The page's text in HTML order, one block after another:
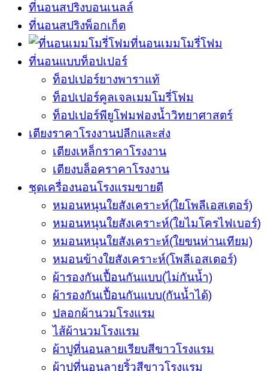
ที่นอนสปริงบอนเนลล์
ที่นอนสปริงพ็อกเก็ต
ที่นอนเมมโมรี่โฟม
ที่นอนแบบท็อปเปอร์
ท็อปเปอร์ยางพาราแท้
ท็อปเปอร์คูลเจลเมมโมรี่โฟม
ท็อปเปอร์พียูโฟมฟองน้ำวิทยาศาสตร์
เตียงราคาโรงงานปลีกและส่ง
เตียงเหล็กราคาโรงงาน
เตียงบล็อคราคาโรงงาน
ชุดเครื่องนอนโรงแรมขายดี
หมอนหนุนใยสังเคราะห์(ใยโพลีเอสเตอร์)
หมอนหนุนใยสังเคราะห์(ใยไมโครไฟเบอร์)
หมอนหนุนใยสังเคราะห์(ใยขนห่านเทียม)
หมอนข้างใยสังเคราะห์(โพลีเอสเตอร์)
ผ้ารองกันเปื้อนกันแบบ(ไม่กันน้ำ)
ผ้ารองกันเปื้อนกันแบบ(กันน้ำได้)
ปลอกผ้านวมโรงแรม
ไส้ผ้านวมโรงแรม
ผ้าปูที่นอนลายเรียบสีขาวโรงแรม
ผ้าปูที่นอนลายริ้วสีขาวโรงแรม